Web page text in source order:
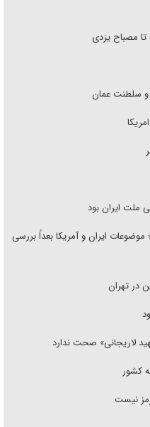
تا مصباح یزدی
و سلطنت عمان
ملت ایران بود
ایران و آمریکا بعداً بررسی
در تهران
لاریجانی» صحت ندارد
نیست